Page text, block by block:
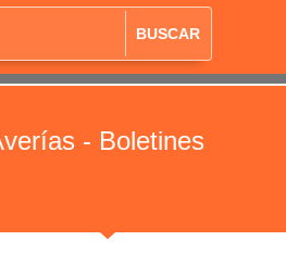
BUSCAR
- Boletines